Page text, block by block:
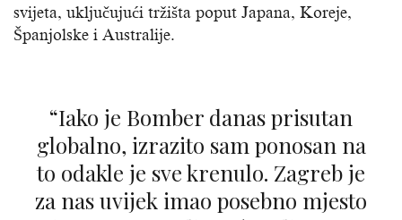
svijeta, uključujući tržišta poput Japana, Koreje,
Španjolske i Australije.
“Iako je Bomber danas prisutan
globalno, izrazito sam ponosan na
to odakle je sve krenulo. Zagreb je
za nas uvijek imao posebno mjesto